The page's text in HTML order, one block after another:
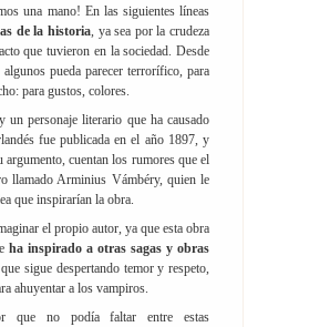
una mano! En las siguientes líneas
de la historia, ya sea por la crudeza
que tuvieron en la sociedad. Desde
pueda parecer terrorífico, para
para gustos, colores.
un personaje literario que ha causado
fue publicada en el año 1897, y
cuentan los rumores que el
llamado Arminius Vámbéry, quien le
que inspirarían la obra.
el propio autor, ya que esta obra
ha inspirado a otras sagas y obras
sigue despertando temor y respeto,
ahuyentar a los vampiros.
que no podía faltar entre estas